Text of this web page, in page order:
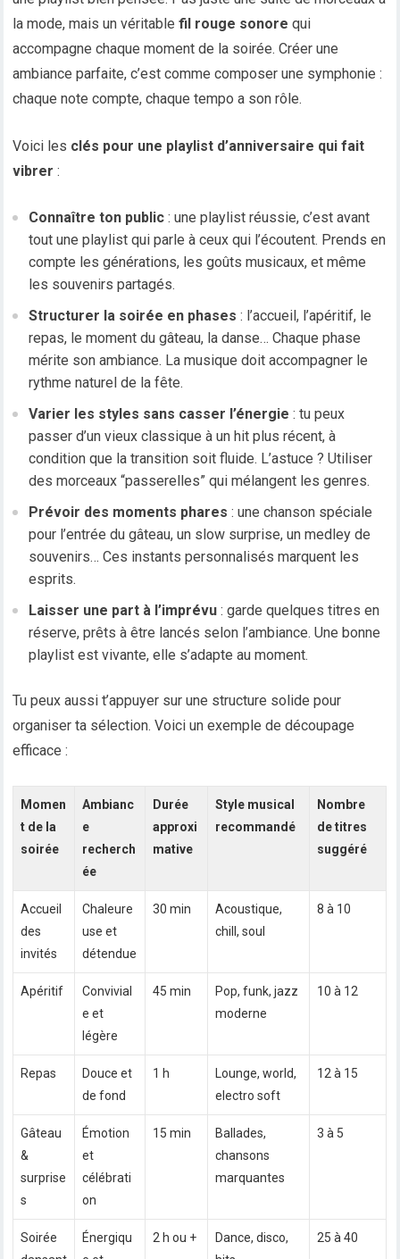
la mode, mais un véritablefil rouge sonore qui
accompagne chaque moment de la soirée. Créer une
ambiance parfaite, c’est comme composer une symphonie :
chaque note compte, chaque tempo a son rôle.
Voici les clés pour une playlist d’anniversaire qui fait
vibrer :
Connaître ton public : une playlist réussie, c’est avant
tout une playlist qui parle à ceux qui l’écoutent. Prends en
compte les générations, les goûts musicaux, et même
les souvenirs partagés.
Structurer la soirée en phases : l’accueil, l’apéritif, le
repas, le moment du gâteau, la danse… Chaque phase
mérite son ambiance. La musique doit accompagner le
rythme naturel de la fête.
Varier les styles sans casser l’énergie : tu peux
passer d’un vieux classique à un hit plus récent, à
condition que la transition soit fluide. L’astuce ? Utiliser
des morceaux “passerelles” qui mélangent les genres.
Prévoir des moments phares : une chanson spéciale
pour l’entrée du gâteau, un slow surprise, un medley de
souvenirs… Ces instants personnalisés marquent les
esprits.
Laisser une part à l’imprévu : garde quelques titres en
réserve, prêts à être lancés selon l’ambiance. Une bonne
playlist est vivante, elle s’adapte au moment.
Tu peux aussi t’appuyer sur une structure solide pour
organiser ta sélection. Voici un exemple de découpage
efficace :
Momen
t de la
soirée
Ambianc
e
recherch
ée
Durée
approxi
mative
Style musical
recommandé
Nombre
de titres
suggéré
Accueil
des
invités
Chaleure
use et
détendue
30 min
Acoustique,
chill, soul
8 à 10
Apéritif
Convivial
e et
légère
45 min
Pop, funk, jazz
moderne
10 à 12
Repas
Douce et
de fond
1 h
Lounge, world,
electro soft
12 à 15
Gâteau
&
surprise
s
Émotion
et
célébrati
on
15 min
Ballades,
chansons
marquantes
3 à 5
Soirée
Énergiqu
2 h ou +
Dance, disco,
25 à 40